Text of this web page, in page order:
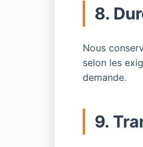
8.
Nous
selon les
demande.
9.